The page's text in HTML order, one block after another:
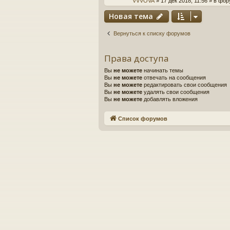
Новая тема
Вернуться к списку форумов
Права доступа
Вы не можете начинать темы
Вы не можете отвечать на сообщения
Вы не можете редактировать свои сообщения
Вы не можете удалять свои сообщения
Вы не можете добавлять вложения
Список форумов